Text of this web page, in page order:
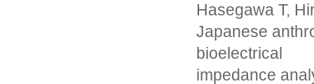
Hasegawa T,
Japanese
bioelectrical
impedance